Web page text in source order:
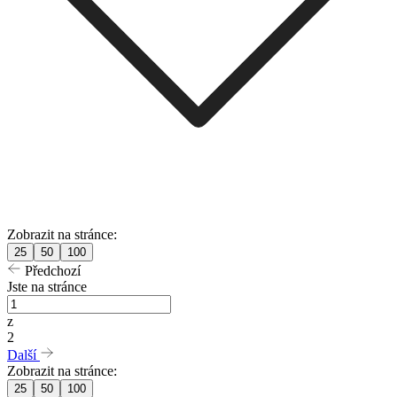
Zobrazit na stránce:
25 50 100
Předchozí
Jste na stránce
z
2
Další
Zobrazit na stránce:
25 50 100